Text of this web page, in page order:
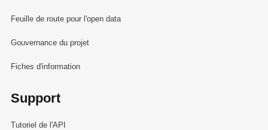
Feuille de route pour l'open data
Gouvernance du projet
Fiches d'information
Support
Tutoriel de l'API